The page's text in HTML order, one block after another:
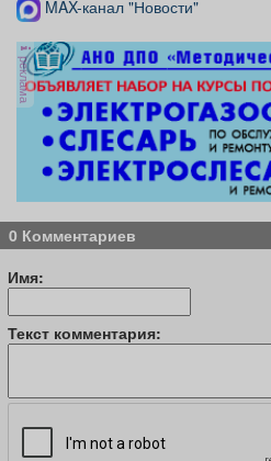
MAX-канал "Новости"
реклама
0 Комментариев
Имя:
Текст комментария: